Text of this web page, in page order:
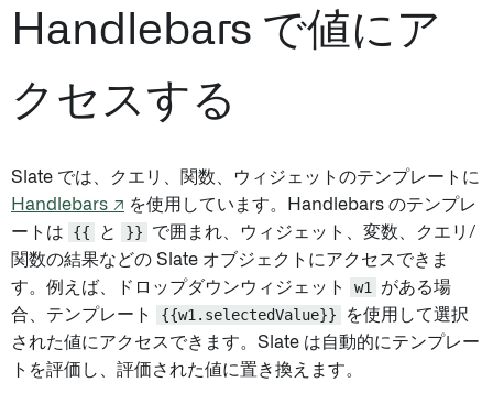
Handlebars で値にア
クセスする
Slate では、クエリ、関数、ウィジェットのテンプレートに
Handlebars ↗ を使用しています。Handlebars のテンプレ
ートは
{{ と }}
で囲まれ、ウィジェット、変数、クエリ/
関数の結果などの Slate オブジェクトにアクセスできま
す。例えば、ドロップダウンウィジェット
w1
がある場
合、テンプレート
{{w1.selectedValue}}
を使用して選択
された値にアクセスできます。Slate は自動的にテンプレー
トを評価し、評価された値に置き換えます。